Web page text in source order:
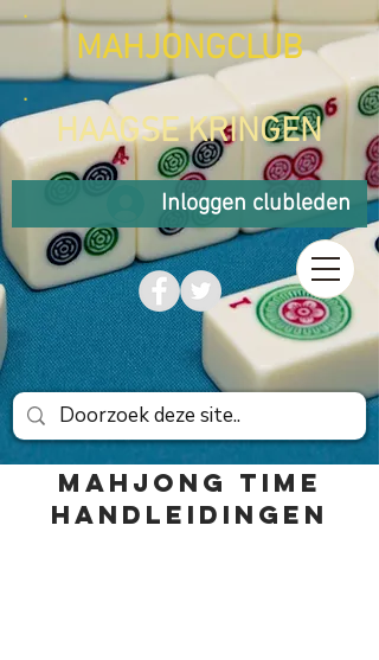
MAHJONGCLUB
HAAGSE KRINGEN
Inloggen clubleden
MAHJONG TIME
HANDLEIDINGEN